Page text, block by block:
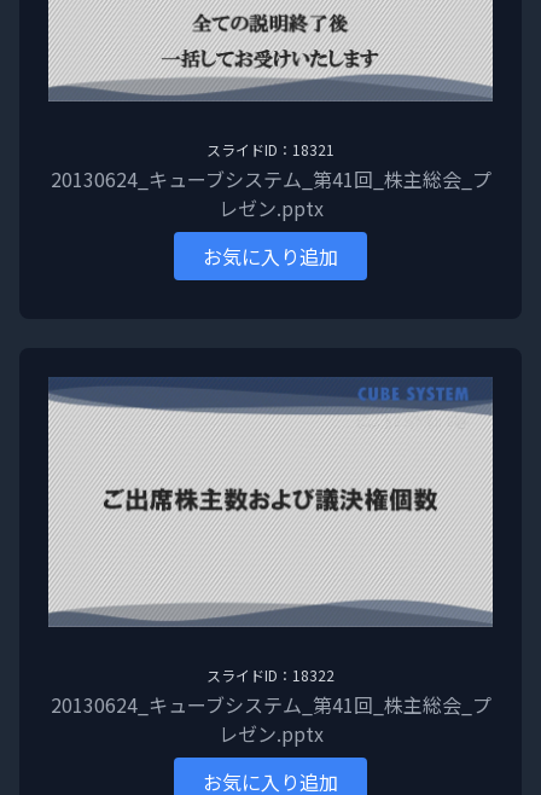
スライドID：18321
20130624_キューブシステム_第41回_株主総会_プ
レゼン.pptx
お気に入り追加
スライドID：18322
20130624_キューブシステム_第41回_株主総会_プ
レゼン.pptx
お気に入り追加